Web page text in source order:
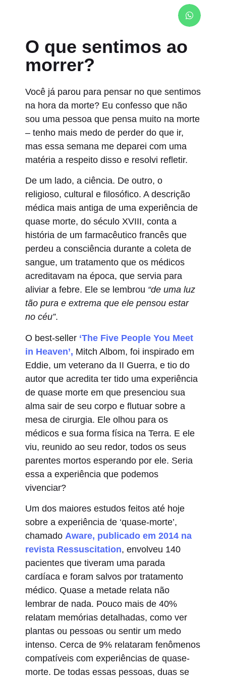
O que sentimos ao
morrer?
Você já parou para pensar no que sentimos
na hora da morte? Eu confesso que não
sou uma pessoa que pensa muito na morte
– tenho mais medo de perder do que ir,
mas essa semana me deparei com uma
matéria a respeito disso e resolvi refletir.
De um lado, a ciência. De outro, o
religioso, cultural e filosófico. A descrição
médica mais antiga de uma experiência de
quase morte, do século XVIII, conta a
história de um farmacêutico francês que
perdeu a consciência durante a coleta de
sangue, um tratamento que os médicos
acreditavam na época, que servia para
aliviar a febre. Ele se lembrou “de uma luz
tão pura e extrema que ele pensou estar
no céu”.
O best-seller ‘The Five People You Meet
in Heaven’, Mitch Albom, foi inspirado em
Eddie, um veterano da II Guerra, e tio do
autor que acredita ter tido uma experiência
de quase morte em que presenciou sua
alma sair de seu corpo e flutuar sobre a
mesa de cirurgia. Ele olhou para os
médicos e sua forma física na Terra. E ele
viu, reunido ao seu redor, todos os seus
parentes mortos esperando por ele. Seria
essa a experiência que podemos
vivenciar?
Um dos maiores estudos feitos até hoje
sobre a experiência de ‘quase-morte’,
chamado Aware, publicado em 2014 na
revista Ressuscitation, envolveu 140
pacientes que tiveram uma parada
cardíaca e foram salvos por tratamento
médico. Quase a metade relata não
lembrar de nada. Pouco mais de 40%
relatam memórias detalhadas, como ver
plantas ou pessoas ou sentir um medo
intenso. Cerca de 9% relataram fenômenos
compatíveis com experiências de quase-
morte. De todas essas pessoas, duas se